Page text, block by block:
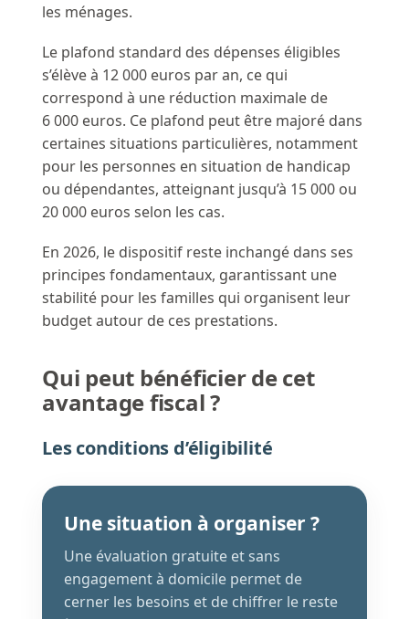
les ménages.
Le plafond standard des dépenses éligibles
s’élève à 12 000 euros par an, ce qui
correspond à une réduction maximale de
6 000 euros. Ce plafond peut être majoré dans
certaines situations particulières, notamment
pour les personnes en situation de handicap
ou dépendantes, atteignant jusqu’à 15 000 ou
20 000 euros selon les cas.
En 2026, le dispositif reste inchangé dans ses
principes fondamentaux, garantissant une
stabilité pour les familles qui organisent leur
budget autour de ces prestations.
Qui peut bénéficier de cet
avantage fiscal ?
Les conditions d’éligibilité
Une situation à organiser ?
Une évaluation gratuite et sans
engagement à domicile permet de
cerner les besoins et de chiffrer le reste